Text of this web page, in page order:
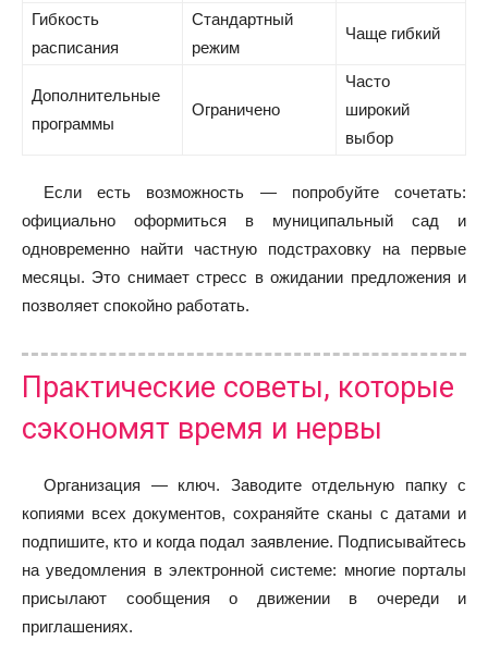
Гибкость
расписания
Стандартный
режим
Чаще гибкий
Дополнительные
программы
Ограничено
Часто
широкий
выбор
Если есть возможность — попробуйте сочетать:
официально оформиться в муниципальный сад и
одновременно найти частную подстраховку на первые
месяцы. Это снимает стресс в ожидании предложения и
позволяет спокойно работать.
Практические советы, которые
сэкономят время и нервы
Организация — ключ. Заводите отдельную папку с
копиями всех документов, сохраняйте сканы с датами и
подпишите, кто и когда подал заявление. Подписывайтесь
на уведомления в электронной системе: многие порталы
присылают сообщения о движении в очереди и
приглашениях.